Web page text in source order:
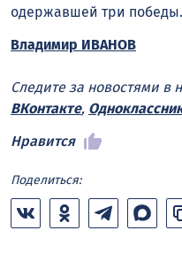
одержавшей три победы.
Владимир ИВАНОВ
Следите за новостями в
ВКонтакте,
Нравится
Поделиться: